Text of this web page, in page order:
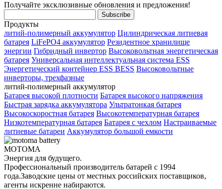
Получайте эксклюзивные обновления и предложения!
Продукты
литий-полимерный аккумулятор Цилиндрическая литиевая
батарея LiFePO4 аккумулятор Резидентное хранилище
энергии Гибридный инвертор Высоковольтная энергетическая
батарея Универсальная интеллектуальная система ESS
Энергетический контейнер ESS BESS Высоковольтные
инверторы, трехфазные
литий-полимерный аккумулятор
Батарея высокой плотности Батарея высокого напряжения
Быстрая зарядка аккумулятора Ультратонкая батарея
Высокоскоростная батарея Высокотемпературная батарея
Низкотемпературная батарея Батарея с чехлом Настраиваемые
литиевые батареи Аккумулятор большой емкости
MOTOMA
Энергия для будущего.
Профессиональный производитель батарей с 1994
года.Заводские цены от местных российских поставщиков,
агенты искренне набираются.